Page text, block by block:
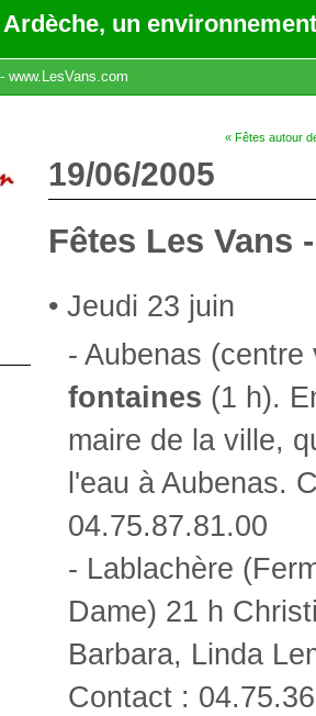
Ardèche, un
www.LesVans.com
« Fêtes autour
19/06/2005
Fêtes Les Vans
• Jeudi 23 juin
- Aubenas
fontaines (1 h).
maire de la ville,
l'eau à Aubenas.
04.75.87.81.00
- Lablachère
Dame) 21 h
Barbara, Linda
Contact :